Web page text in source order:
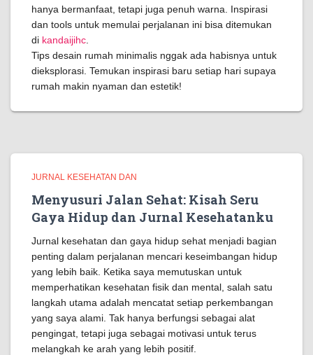
hanya bermanfaat, tetapi juga penuh warna. Inspirasi
dan tools untuk memulai perjalanan ini bisa ditemukan
di kandaijihc
Tips desain rumah minimalis nggak ada habisnya untuk
dieksplorasi. Temukan inspirasi baru setiap hari supaya
rumah makin nyaman dan estetik!
JURNAL KESEHATAN DAN
Menyusuri Jalan Sehat: Kisah Seru
Gaya Hidup dan Jurnal Kesehatanku
Jurnal kesehatan dan gaya hidup sehat menjadi bagian
penting dalam perjalanan mencari keseimbangan hidup
yang lebih baik. Ketika saya memutuskan untuk
memperhatikan kesehatan fisik dan mental, salah satu
langkah utama adalah mencatat setiap perkembangan
yang saya alami. Tak hanya berfungsi sebagai alat
pengingat, tetapi juga sebagai motivasi untuk terus
melangkah ke arah yang lebih positif.